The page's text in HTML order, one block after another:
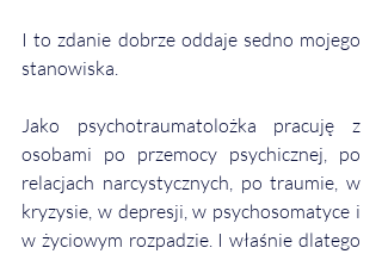
I to zdanie dobrze oddaje sedno mojego
stanowiska.
Jako psychotraumatolożka pracuję z
osobami po przemocy psychicznej, po
relacjach narcystycznych, po traumie, w
kryzysie, w depresji, w psychosomatyce i
w życiowym rozpadzie. I właśnie dlatego